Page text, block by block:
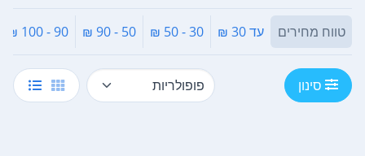
טווח מחירים עד 30 ₪ 30 - 50 ₪
50 - 90 ₪
90 - 100 ₪
סינון